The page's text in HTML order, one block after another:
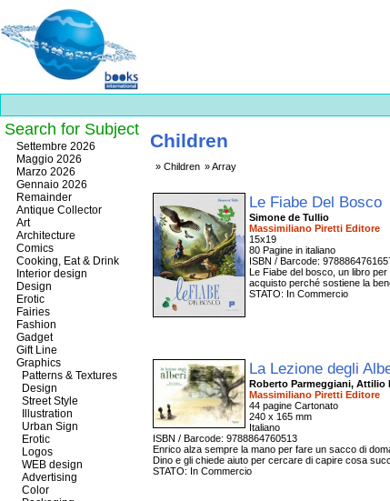
Best
slots
online
https://onlineslots.money/
Children
Children Array
Le Fiabe Del Bosco
Simone de Tullio
Massimiliano Piretti Editore
15x19
80 Pagine in italiano
ISBN / Barcode:
Le Fiabe del bosco, un libro
acquisto perché sostiene la
STATO: In Commercio
La Lezione degli
Roberto Parmeggiani, Attilio
Massimiliano Piretti Editore
44 pagine Cartonato
240 x 165 mm
Italiano
ISBN / Barcode: 9788864760513
Enrico alza sempre la mano per fare un sacco di
Dino e gli chiede aiuto per cercare di capire cosa
STATO: In Commercio
Search for Subject
Settembre 2026
Maggio 2026
Marzo 2026
Gennaio 2026
Remainder
Antique Collector
Art
Architecture
Comics
Cooking, Eat & Drink
Interior design
Design
Erotic
Fairies
Fashion
Gadget
Gift Line
Graphics
Patterns & Textures
Design
Street Style
Illustration
Urban Sign
Erotic
Logos
WEB design
Advertising
Color